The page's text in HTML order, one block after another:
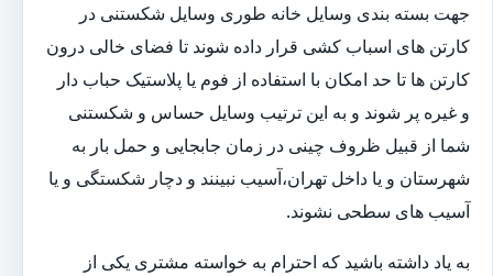
جهت بسته بندی وسایل خانه طوری وسایل شکستنی در
کارتن های اسباب کشی قرار داده شوند تا فضای خالی درون
کارتن ها تا حد امکان با استفاده از فوم یا پلاستیک حباب دار
و غیره پر شوند و به این ترتیب وسایل حساس و شکستنی
شما از قبیل ظروف چینی در زمان جابجایی و حمل بار به
شهرستان و یا داخل تهران،آسیب نبینند و دچار شکستگی و یا
آسیب های سطحی نشوند.
به یاد داشته باشید که احترام به خواسته مشتری یکی از